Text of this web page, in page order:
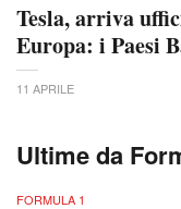
Tesla, arriva
Europa: i Paesi
11 APRILE
Ultime da
FORMULA 1